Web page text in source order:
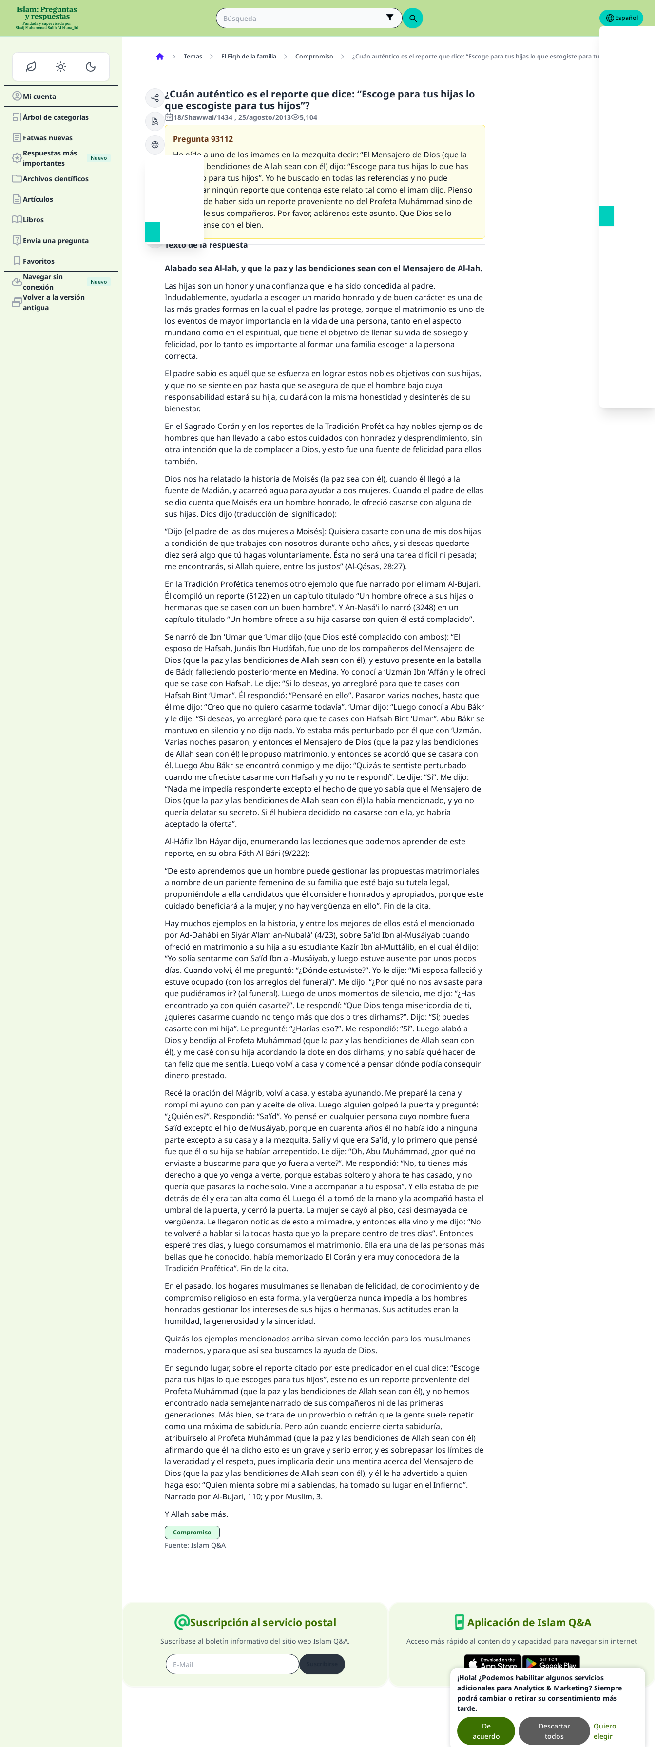
Español
Mi cuenta
Árbol de categorías
Fatwas nuevas
Respuestas más
importantes
Nuevo
Archivos científicos
Artículos
Libros
Envía una pregunta
Favoritos
Navegar sin
conexión
Nuevo
Volver a la versión
antigua
Temas El Fiqh de la familia Compromiso ¿Cuán auténtico es el reporte que dice: “Escoge para tus hijas lo que escogiste para tus hijos”?
¿Cuán auténtico es el reporte que dice: “Escoge para tus hijas lo
que escogiste para tus hijos”?
18/Shawwal/1434 , 25/agosto/2013 5,104
Pregunta 93112
He oído a uno de los imames en la mezquita decir: “El Mensajero de Dios (que la
paz y las bendiciones de Allah sean con él) dijo: “Escoge para tus hijas lo que has
escogido para tus hijos”. Yo he buscado en todas las referencias y no pude
encontrar ningún reporte que contenga este relato tal como el imam dijo. Pienso
que puede haber sido un reporte proveniente no del Profeta Muhámmad sino de
alguno de sus compañeros. Por favor, aclárenos este asunto. Que Dios se lo
recompense con el bien.
Texto de la respuesta
Alabado sea Al-lah, y que la paz y las bendiciones sean con el Mensajero de Al-lah.
Las hijas son un honor y una confianza que le ha sido concedida al padre.
Indudablemente, ayudarla a escoger un marido honrado y de buen carácter es una de
las más grades formas en la cual el padre las protege, porque el matrimonio es uno de
los eventos de mayor importancia en la vida de una persona, tanto en el aspecto
mundano como en el espiritual, que tiene el objetivo de llenar su vida de sosiego y
felicidad, por lo tanto es importante al formar una familia escoger a la persona
correcta.
El padre sabio es aquél que se esfuerza en lograr estos nobles objetivos con sus hijas,
y que no se siente en paz hasta que se asegura de que el hombre bajo cuya
responsabilidad estará su hija, cuidará con la misma honestidad y desinterés de su
bienestar.
En el Sagrado Corán y en los reportes de la Tradición Profética hay nobles ejemplos de
hombres que han llevado a cabo estos cuidados con honradez y desprendimiento, sin
otra intención que la de complacer a Dios, y esto fue una fuente de felicidad para ellos
también.
Dios nos ha relatado la historia de Moisés (la paz sea con él), cuando él llegó a la
fuente de Madián, y acarreó agua para ayudar a dos mujeres. Cuando el padre de ellas
se dio cuenta que Moisés era un hombre honrado, le ofreció casarse con alguna de
sus hijas. Dios dijo (traducción del significado):
“Dijo [el padre de las dos mujeres a Moisés]: Quisiera casarte con una de mis dos hijas
a condición de que trabajes con nosotros durante ocho años, y si deseas quedarte
diez será algo que tú hagas voluntariamente. Ésta no será una tarea difícil ni pesada;
me encontrarás, si Allah quiere, entre los justos” (Al-Qásas, 28:27).
En la Tradición Profética tenemos otro ejemplo que fue narrado por el imam Al-Bujari.
Él compiló un reporte (5122) en un capítulo titulado “Un hombre ofrece a sus hijas o
hermanas que se casen con un buen hombre”. Y An-Nasá'i lo narró (3248) en un
capítulo titulado “Un hombre ofrece a su hija casarse con quien él está complacido”.
Se narró de Ibn ‘Umar que ‘Umar dijo (que Dios esté complacido con ambos): “El
esposo de Hafsah, Junáis Ibn Hudáfah, fue uno de los compañeros del Mensajero de
Dios (que la paz y las bendiciones de Allah sean con él), y estuvo presente en la batalla
de Bádr, falleciendo posteriormente en Medina. Yo conocí a ‘Uzmán Ibn ‘Affán y le ofrecí
que se case con Hafsah. Le dije: “Si lo deseas, yo arreglaré para que te cases con
Hafsah Bint ‘Umar”. Él respondió: “Pensaré en ello”. Pasaron varias noches, hasta que
él me dijo: “Creo que no quiero casarme todavía”. ‘Umar dijo: “Luego conocí a Abu Bákr
y le dije: “Si deseas, yo arreglaré para que te cases con Hafsah Bint ‘Umar”. Abu Bákr se
mantuvo en silencio y no dijo nada. Yo estaba más perturbado por él que con ‘Uzmán.
Varias noches pasaron, y entonces el Mensajero de Dios (que la paz y las bendiciones
de Allah sean con él) le propuso matrimonio, y entonces se acordó que se casara con
él. Luego Abu Bákr se encontró conmigo y me dijo: “Quizás te sentiste perturbado
cuando me ofreciste casarme con Hafsah y yo no te respondí”. Le dije: “Sí”. Me dijo:
“Nada me impedía responderte excepto el hecho de que yo sabía que el Mensajero de
Dios (que la paz y las bendiciones de Allah sean con él) la había mencionado, y yo no
quería delatar su secreto. Si él hubiera decidido no casarse con ella, yo habría
aceptado la oferta”.
Al-Háfiz Ibn Háyar dijo, enumerando las lecciones que podemos aprender de este
reporte, en su obra Fáth Al-Bári (9/222):
“De esto aprendemos que un hombre puede gestionar las propuestas matrimoniales
a nombre de un pariente femenino de su familia que esté bajo su tutela legal,
proponiéndole a ella candidatos que él considere honrados y apropiados, porque este
cuidado beneficiará a la mujer, y no hay vergüenza en ello”. Fin de la cita.
Hay muchos ejemplos en la historia, y entre los mejores de ellos está el mencionado
por Ad-Dahábi en Siyár A’lam an-Nubalá' (4/23), sobre Sa’íd Ibn al-Musáiyab cuando
ofreció en matrimonio a su hija a su estudiante Kazír Ibn al-Muttálib, en el cual él dijo:
“Yo solía sentarme con Sa’íd Ibn al-Musáiyab, y luego estuve ausente por unos pocos
días. Cuando volví, él me preguntó: “¿Dónde estuviste?”. Yo le dije: “Mi esposa falleció y
estuve ocupado (con los arreglos del funeral)”. Me dijo: “¿Por qué no nos avisaste para
que pudiéramos ir? (al funeral). Luego de unos momentos de silencio, me dijo: “¿Has
encontrado ya con quién casarte?”. Le respondí: “Que Dios tenga misericordia de ti,
¿quieres casarme cuando no tengo más que dos o tres dirhams?”. Dijo: “Sí; puedes
casarte con mi hija”. Le pregunté: “¿Harías eso?”. Me respondió: “Sí”. Luego alabó a
Dios y bendijo al Profeta Muhámmad (que la paz y las bendiciones de Allah sean con
él), y me casé con su hija acordando la dote en dos dirhams, y no sabía qué hacer de
tan feliz que me sentía. Luego volví a casa y comencé a pensar dónde podía conseguir
dinero prestado.
Recé la oración del Mágrib, volví a casa, y estaba ayunando. Me preparé la cena y
rompí mi ayuno con pan y aceite de oliva. Luego alguien golpeó la puerta y pregunté:
“¿Quién es?”. Respondió: “Sa’íd”. Yo pensé en cualquier persona cuyo nombre fuera
Sa’íd excepto el hijo de Musáiyab, porque en cuarenta años él no había ido a ninguna
parte excepto a su casa y a la mezquita. Salí y vi que era Sa’íd, y lo primero que pensé
fue que él o su hija se habían arrepentido. Le dije: “Oh, Abu Muhámmad, ¿por qué no
enviaste a buscarme para que yo fuera a verte?”. Me respondió: “No, tú tienes más
derecho a que yo venga a verte, porque estabas soltero y ahora te has casado, y no
quería que pasaras la noche solo. Vine a acompañar a tu esposa”. Y ella estaba de pie
detrás de él y era tan alta como él. Luego él la tomó de la mano y la acompañó hasta el
umbral de la puerta, y cerró la puerta. La mujer se cayó al piso, casi desmayada de
vergüenza. Le llegaron noticias de esto a mi madre, y entonces ella vino y me dijo: “No
te volveré a hablar si la tocas hasta que yo la prepare dentro de tres días”. Entonces
esperé tres días, y luego consumamos el matrimonio. Ella era una de las personas más
bellas que he conocido, había memorizado El Corán y era muy conocedora de la
Tradición Profética”. Fin de la cita.
En el pasado, los hogares musulmanes se llenaban de felicidad, de conocimiento y de
compromiso religioso en esta forma, y la vergüenza nunca impedía a los hombres
honrados gestionar los intereses de sus hijas o hermanas. Sus actitudes eran la
humildad, la generosidad y la sinceridad.
Quizás los ejemplos mencionados arriba sirvan como lección para los musulmanes
modernos, y para que así sea buscamos la ayuda de Dios.
En segundo lugar, sobre el reporte citado por este predicador en el cual dice: “Escoge
para tus hijas lo que escoges para tus hijos”, este no es un reporte proveniente del
Profeta Muhámmad (que la paz y las bendiciones de Allah sean con él), y no hemos
encontrado nada semejante narrado de sus compañeros ni de las primeras
generaciones. Más bien, se trata de un proverbio o refrán que la gente suele repetir
como una máxima de sabiduría. Pero aún cuando encierre cierta sabiduría,
atribuírselo al Profeta Muhámmad (que la paz y las bendiciones de Allah sean con él)
afirmando que él ha dicho esto es un grave y serio error, y es sobrepasar los límites de
la veracidad y el respeto, pues implicaría decir una mentira acerca del Mensajero de
Dios (que la paz y las bendiciones de Allah sean con él), y él le ha advertido a quien
haga eso: “Quien mienta sobre mí a sabiendas, ha tomado su lugar en el Infierno”.
Narrado por Al-Bujari, 110; y por Muslim, 3.
Y Allah sabe más.
Compromiso
Fuente: Islam Q&A
Suscripción al servicio postal
Suscríbase al boletín informativo del sitio web Islam Q&A.
Aplicación de Islam Q&A
Acceso más rápido al contenido y capacidad para navegar sin internet
La respuesta no. 110845 salvó un matrimonio.
Desde la Q hasta la A, su contribución ayuda a IslamQA.
"Una persona que orienta a otros a hacer el bien obtendrá la
misma recompensa que aquellos que lo realicen."
(MUSLIM, 1893)
Contribuir
¡Hola! ¿Podemos habilitar algunos servicios
adicionales para Analytics & Marketing? Siempre
podrá cambiar o retirar su consentimiento más
tarde.
Quiero
elegir
Descartar
todos
De
acuerdo